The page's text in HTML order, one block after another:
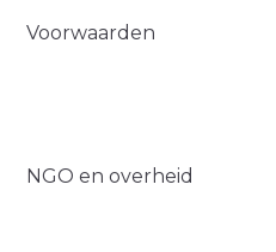
Voorwaarden
NGO en overheid